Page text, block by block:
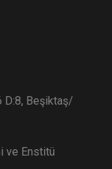
D:8, Beşiktaş/
ve Enstitü